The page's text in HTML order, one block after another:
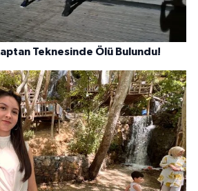
Teknesinde Ölü Bulundu!